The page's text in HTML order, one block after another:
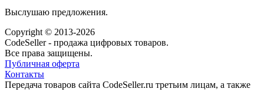
Выслушаю предложения.
Copyright © 2013-2026
CodeSeller - продажа цифровых товаров.
Все права защищены.
Публичная оферта
Контакты
Передача товаров сайта CodeSeller.ru третьим лицам, а также